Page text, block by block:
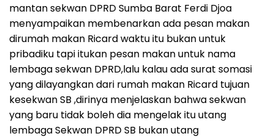
mantan sekwan DPRD Sumba Barat Ferdi Djoa
menyampaikan membenarkan ada pesan makan
dirumah makan Ricard waktu itu bukan untuk
pribadiku tapi itukan pesan makan untuk nama
lembaga sekwan DPRD,lalu kalau ada surat somasi
yang dilayangkan dari rumah makan Ricard tujuan
kesekwan SB ,dirinya menjelaskan bahwa sekwan
yang baru tidak boleh dia mengelak itu utang
lembaga Sekwan DPRD SB bukan utang